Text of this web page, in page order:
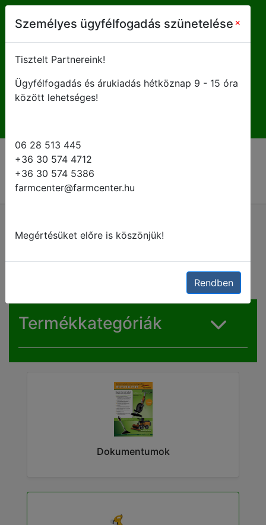
farmcenter@farmcenter.hu
H-P 8 - 16:30
ULV
Termékkategóriák
Dokumentumok
Személyes ügyfélfogadás szünetelése ×
Tisztelt Partnereink!
Ügyfélfogadás és árukiadás hétköznap 9 - 15 óra
között lehetséges!
06 28 513 445
+36 30 574 4712
+36 30 574 5386
farmcenter@farmcenter.hu
Megértésüket előre is köszönjük!
Rendben